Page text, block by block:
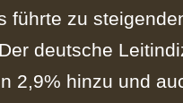
führte zu
deutsche
2,9% hinzu und